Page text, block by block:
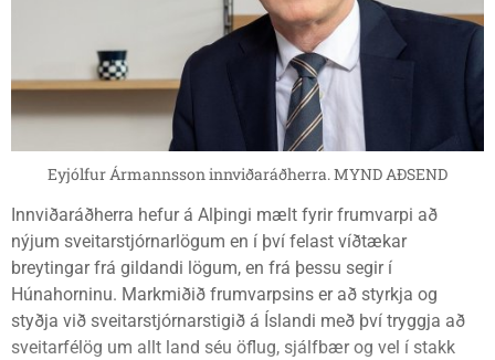
Eyjólfur Ármannsson innviðaráðherra. MYND AÐSEND
Innviðaráðherra hefur á Alþingi mælt fyrir frumvarpi að
nýjum sveitarstjórnarlögum en í því felast víðtækar
breytingar frá gildandi lögum, en frá þessu segir í
Húnahorninu. Markmiðið frumvarpsins er að styrkja og
styðja við sveitarstjórnarstigið á Íslandi með því tryggja að
sveitarfélög um allt land séu öflug, sjálfbær og vel í stakk